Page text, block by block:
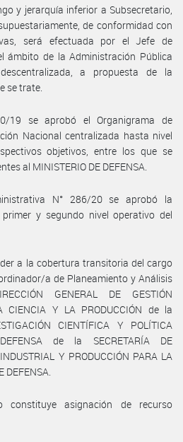
y jerarquía inferior a Subsecretario,
de conformidad con
será efectuada por el Jefe de
ámbito de la Administración Pública
a propuesta de la
se trate.
19 se aprobó el Organigrama de
Nacional centralizada hasta nivel
objetivos, entre los que se
al MINISTERIO DE DEFENSA.
N° 286/20 se aprobó la
y segundo nivel operativo del
a la cobertura transitoria del cargo
a de Planeamiento y Análisis
GENERAL DE GESTIÓN
CIENCIA Y LA PRODUCCIÓN de la
CIENTÍFICA Y POLÍTICA
de la SECRETARÍA DE
Y PRODUCCIÓN PARA LA
DEFENSA.
asignación de recurso